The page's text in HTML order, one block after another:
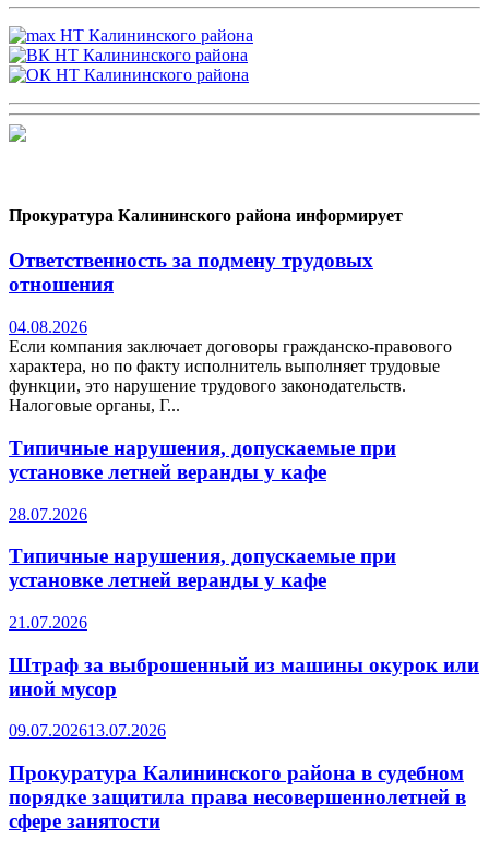
Прокуратура Калининского района информирует
Ответственность за подмену трудовых
отношения
04.08.2026
Если компания заключает договоры гражданско-правового
характера, но по факту исполнитель выполняет трудовые
функции, это нарушение трудового законодательств.
Налоговые органы, Г...
Типичные нарушения, допускаемые при
установке летней веранды у кафе
28.07.2026
Типичные нарушения, допускаемые при
установке летней веранды у кафе
21.07.2026
Штраф за выброшенный из машины окурок или
иной мусор
09.07.202613.07.2026
Прокуратура Калининского района в судебном
порядке защитила права несовершеннолетней в
сфере занятости